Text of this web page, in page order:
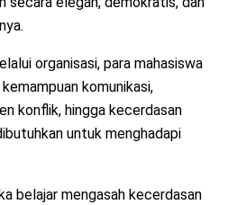
organisasi, para mahasiswa
komunikasi,
konflik, hingga kecerdasan
untuk menghadapi
belajar mengasah kecerdasan